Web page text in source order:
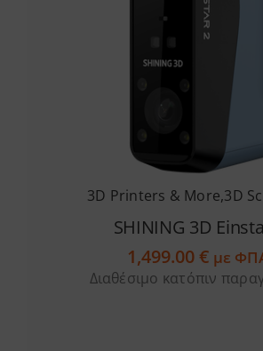
Services
Software
Blog
Επικοινωνία
3D Printers & More,3D
SHINING 3D
1,499.00€ με
Διαθέσιμο κατόπιν